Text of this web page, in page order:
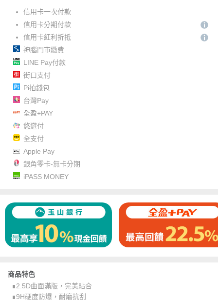
信用卡一次付款
信用卡分期付款
信用卡紅利折抵
神腦門市繳費
LINE Pay付款
街口支付
Pi拍錢包
台灣Pay
全盈+PAY
悠遊付
全支付
Apple Pay
銀角零卡-無卡分期
iPASS MONEY
商品特色
∎2.5D曲面滿版，完美貼合
∎9H硬度防爆，耐磨抗刮